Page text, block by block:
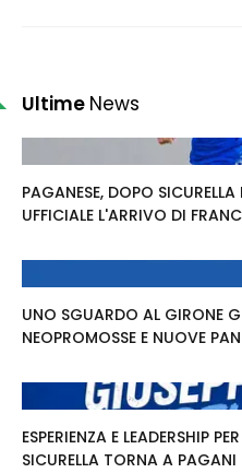
Ultime News
PAGANESE, DOPO
UFFICIALE L'ARRIVO DI
UNO SGUARDO AL GIRONE
NEOPROMOSSE E NUOVE
ESPERIENZA E LEADERSHIP
SICURELLA TORNA A PAGANI